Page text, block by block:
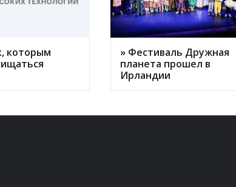
которым
» Фестиваль Дружная
планета прошел в
Ирландии